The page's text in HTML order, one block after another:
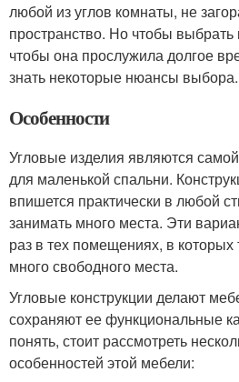
любой из углов комнаты, не
пространство. Но чтобы
чтобы она прослужила долгое
знать некоторые нюансы выбора.
Особенности
Угловые изделия являются
для маленькой спальни.
впишется практически в любой
занимать много места. Эти
раз в тех помещениях, в которых
много свободного места.
Угловые конструкции делают
сохраняют ее функциональные
понять, стоит рассмотреть
особенностей этой мебели: